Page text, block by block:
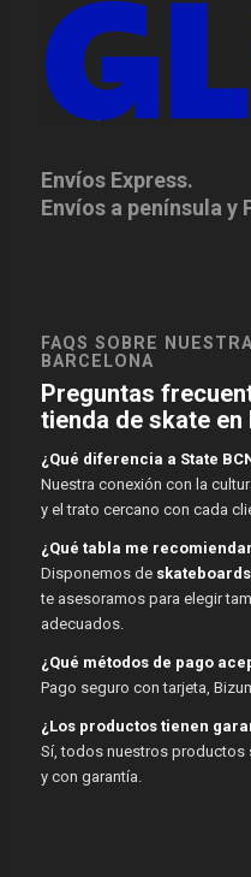
Envíos Express.
Envíos a península y
FAQS SOBRE
BARCELONA
Preguntas
tienda de skate en
¿Qué diferencia a State
Nuestra conexión con la
y el trato cercano con cada
¿Qué tabla me
Disponemos de
te asesoramos para elegir
adecuados.
¿Qué métodos de pago
Pago seguro con tarjeta,
¿Los productos tienen
Sí, todos nuestros productos
y con garantía.